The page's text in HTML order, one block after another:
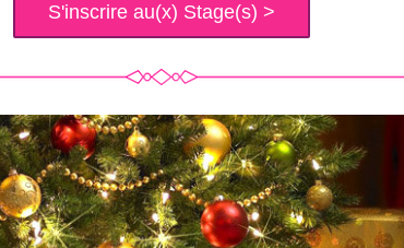
S'inscrire au(x) Stage(s) >